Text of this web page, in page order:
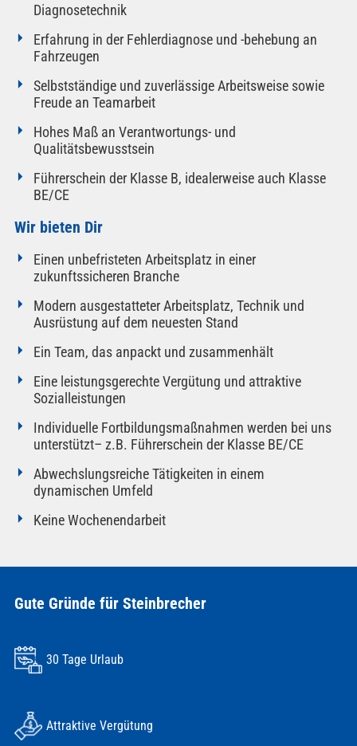
Diagnosetechnik
Erfahrung in der Fehlerdiagnose und -behebung an
Fahrzeugen
Selbstständige und zuverlässige Arbeitsweise sowie
Freude an Teamarbeit
Hohes Maß an Verantwortungs- und
Qualitätsbewusstsein
Führerschein der Klasse B, idealerweise auch Klasse
BE/CE
Wir bieten Dir
Einen unbefristeten Arbeitsplatz in einer
zukunftssicheren Branche
Modern ausgestatteter Arbeitsplatz, Technik und
Ausrüstung auf dem neuesten Stand
Ein Team, das anpackt und zusammenhält
Eine leistungsgerechte Vergütung und attraktive
Sozialleistungen
Individuelle Fortbildungsmaßnahmen werden bei uns
unterstützt– z.B. Führerschein der Klasse BE/CE
Abwechslungsreiche Tätigkeiten in einem
dynamischen Umfeld
Keine Wochenendarbeit
Gute Gründe für Steinbrecher
30 Tage Urlaub
Attraktive Vergütung